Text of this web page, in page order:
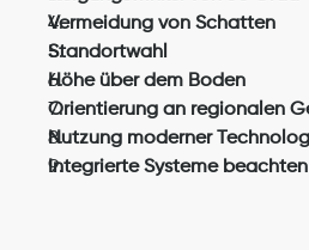
Vermeidung von Schatten
Standortwahl
Höhe über dem Boden
Orientierung an regionalen
Nutzung moderner
Integrierte Systeme beachten